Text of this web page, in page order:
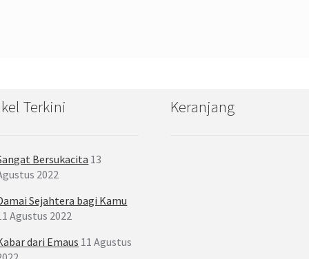
Terkini
Bersukacita 13
2022
Sejahtera bagi Kamu
Agustus 2022
dari Emaus 11 Agustus
Keranjang